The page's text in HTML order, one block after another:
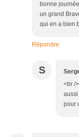
bonne
un grand
qui en a bien
Répondre
S
<br /
pour